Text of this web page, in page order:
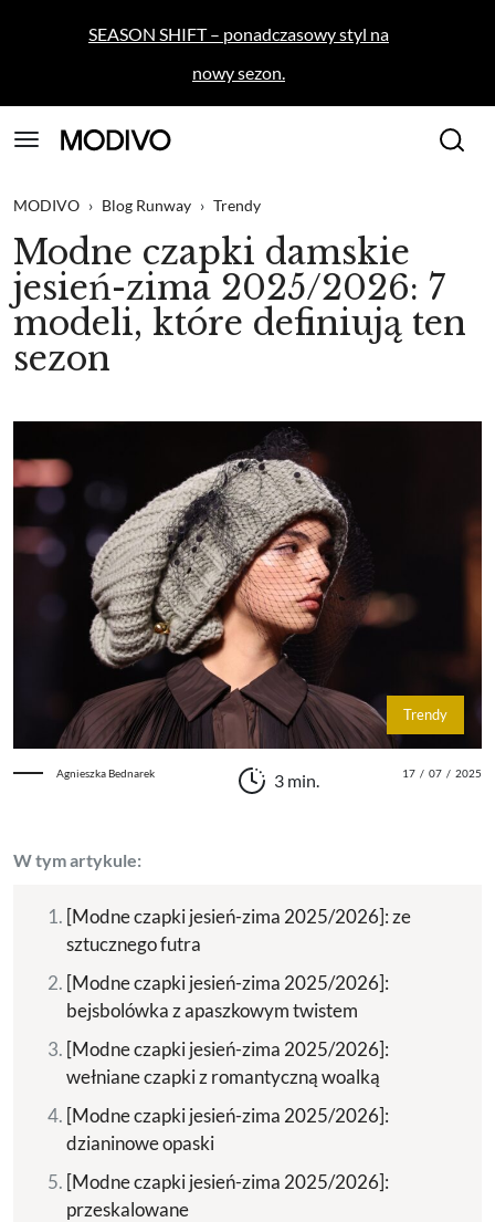
SEASON SHIFT – ponadczasowy styl na
nowy sezon.
MODIVO › Blog Runway › Trendy
Modne czapki damskie
jesień-zima 2025/2026: 7
modeli, które definiują ten
sezon
Trendy
Agnieszka Bednarek 3 min. 17 / 07 / 2025
W tym artykule:
[Modne czapki jesień-zima 2025/2026]: ze
sztucznego futra
[Modne czapki jesień-zima 2025/2026]:
bejsbolówka z apaszkowym twistem
[Modne czapki jesień-zima 2025/2026]:
wełniane czapki z romantyczną woalką
[Modne czapki jesień-zima 2025/2026]:
dzianinowe opaski
[Modne czapki jesień-zima 2025/2026]:
przeskalowane